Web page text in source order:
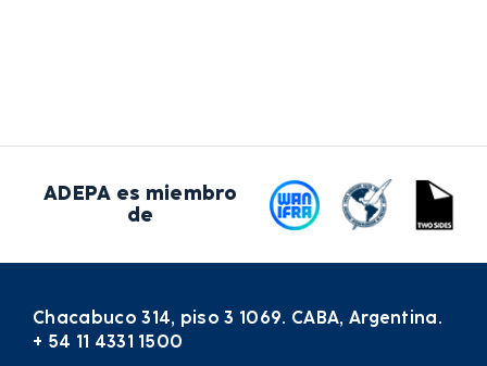
ADEPA es miembro
de
Chacabuco 314, piso 3 1069. CABA, Argentina.
+ 54 11 4331 1500